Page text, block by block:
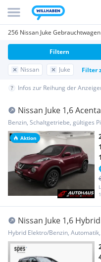
256 Nissan Juke Gebrauchtwagen
Nissan Juke Filter
Filtern
Infos zur Reihung der
Aktion
Nissan Juke 1,6
Benzin, Schaltgetriebe, gültiges
Nissan Juke 1,6
Hybrid Elektro/Benzin,